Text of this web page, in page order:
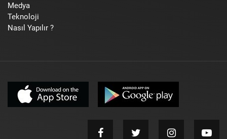
Medya
Teknoloji
Nasıl Yapılır ?